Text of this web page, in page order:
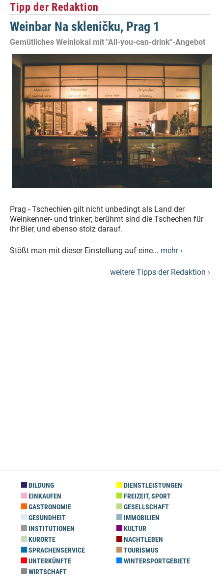
Tipp der Redaktion
Weinbar Na skleničku, Prag 1
Gemütliches Weinlokal mit "All-you-can-drink"-Angebot
Prag - Tschechien gilt nicht unbedingt als Land der
Weinkenner- und trinker; berühmt sind die Tschechen für
ihr Bier, und ebenso stolz darauf.
Stößt man mit dieser Einstellung auf eine... mehr ›
weitere Tipps der Redaktion ›
BILDUNG
DIENSTLEISTUNGEN
EINKAUFEN
FREIZEIT, SPORT
GASTRONOMIE
GESELLSCHAFT
GESUNDHEIT
IMMOBILIEN
INSTITUTIONEN
KULTUR
KURORTE
NACHTLEBEN
SPRACHENSERVICE
TOURISMUS
UNTERKÜNFTE
WINTERSPORTGEBIETE
WIRTSCHAFT